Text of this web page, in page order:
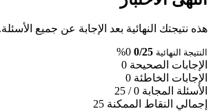
هذه نتيجتك النهائية بعد الإجابة عن جميع الأسئلة.
النتيجة النهائية 0/25
0%
الإجابات الصحيحة 0
الإجابات الخاطئة 0
الأسئلة المجابة 0 / 25
إجمالي النقاط الممكنة 25